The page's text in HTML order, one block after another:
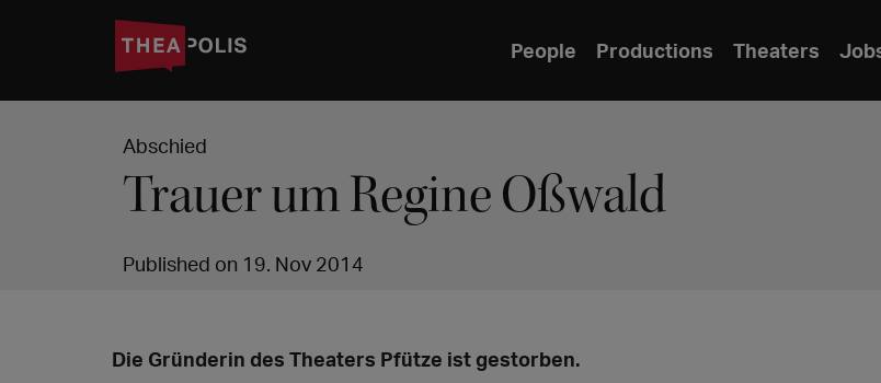
People Productions Theaters
Abschied
Trauer um Regine Oßwald
Published on 19. Nov 2014
Die Gründerin des Theaters Pfütze ist gestorben.